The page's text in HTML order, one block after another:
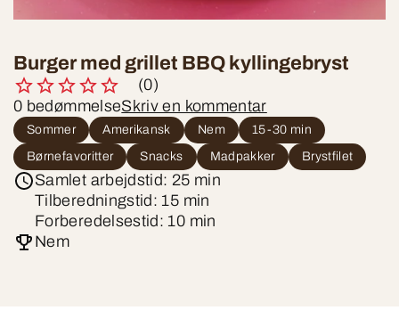
Burger med grillet BBQ kyllingebryst
(0)
0 bedømmelseSkriv en kommentar
Sommer Amerikansk Nem
15-30 min
Børnefavoritter
Snacks Madpakker Brystfilet
Samlet arbejdstid: 25 min
Tilberedningstid: 15 min
Forberedelsestid: 10 min
Nem